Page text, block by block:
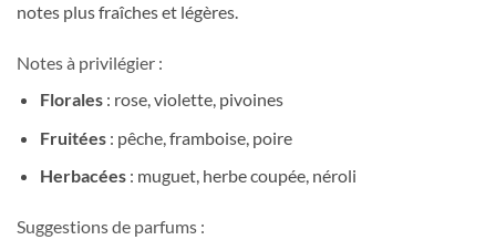
notes plus fraîches et légères.
Notes à privilégier :
Florales: rose, violette, pivoines
Fruitées: pêche, framboise, poire
Herbacées: muguet, herbe coupée, néroli
Suggestions de parfums :